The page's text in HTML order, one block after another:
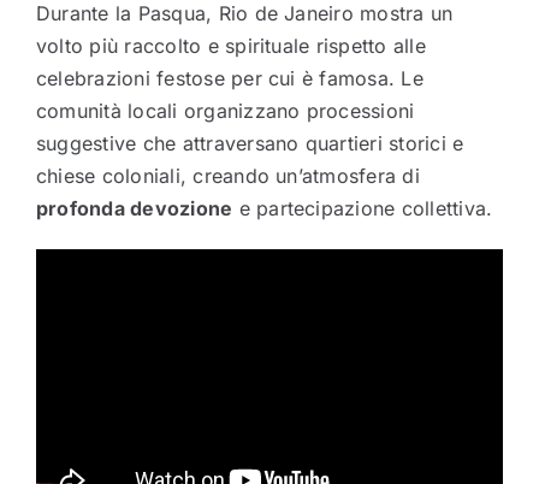
Durante la Pasqua, Rio de Janeiro mostra un
volto più raccolto e spirituale rispetto alle
celebrazioni festose per cui è famosa. Le
comunità locali organizzano processioni
suggestive che attraversano quartieri storici e
chiese coloniali, creando un’atmosfera di
profonda devozione e partecipazione collettiva.